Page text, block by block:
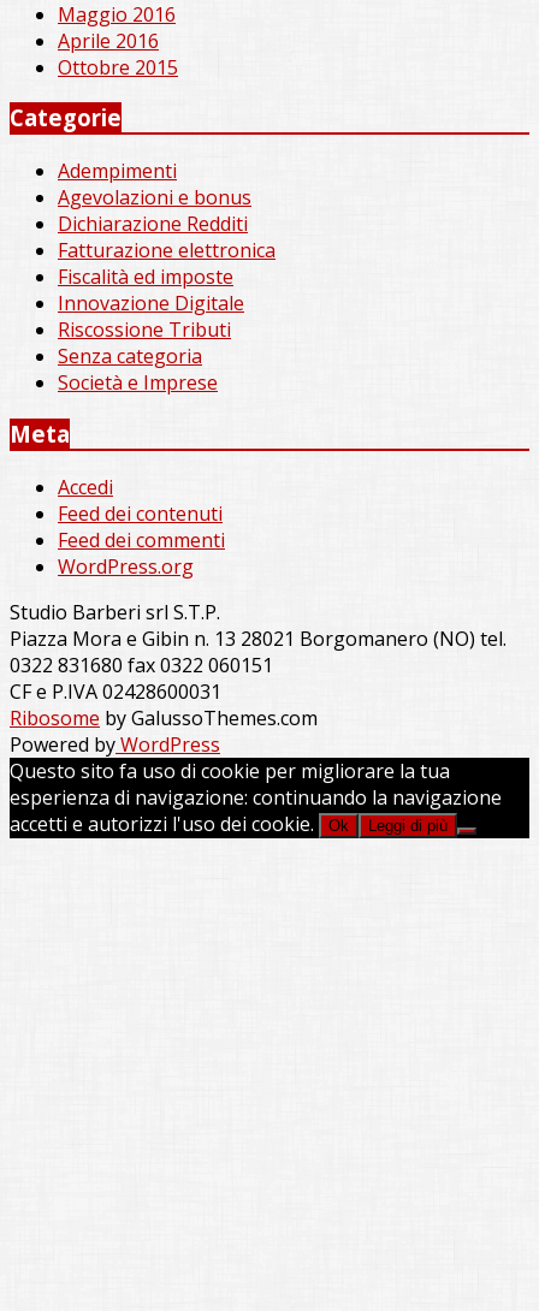
Maggio 2016
Aprile 2016
Ottobre 2015
Categorie
Adempimenti
Agevolazioni e bonus
Dichiarazione Redditi
Fatturazione elettronica
Fiscalità ed imposte
Innovazione Digitale
Riscossione Tributi
Senza categoria
Società e Imprese
Meta
Accedi
Feed dei contenuti
Feed dei commenti
WordPress.org
Studio Barberi srl S.T.P.
Piazza Mora e Gibin n. 13 28021 Borgomanero (NO) tel.
0322 831680 fax 0322 060151
CF e P.IVA 02428600031
Ribosome by GalussoThemes.com
Powered byWordPress
Questo sito fa uso di cookie per migliorare la tua
esperienza di navigazione: continuando la navigazione
accetti e autorizzi l'uso dei cookie.
Ok Leggi di più